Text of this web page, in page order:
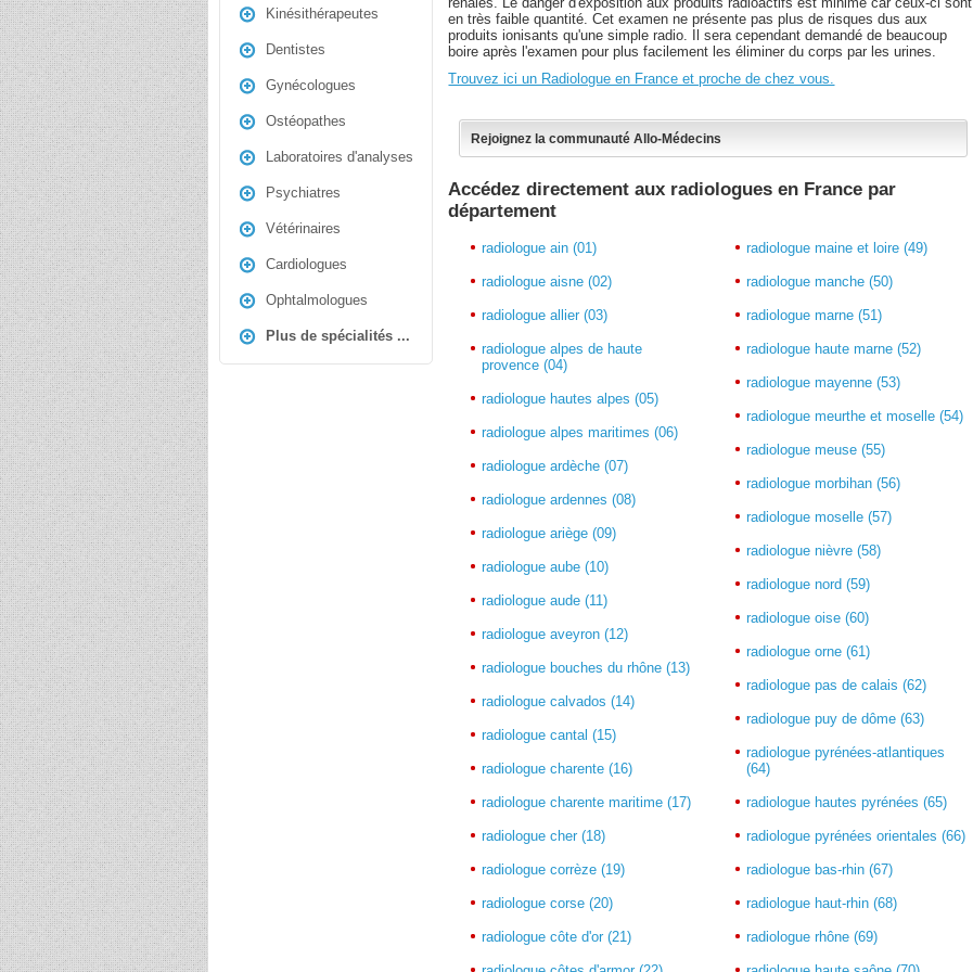
Kinésithérapeutes
Dentistes
Gynécologues
Ostéopathes
Laboratoires d'analyses
Psychiatres
Vétérinaires
Cardiologues
Ophtalmologues
Plus de spécialités ...
en très faible quantité. Cet examen ne présente pas plus de risques dus aux
produits ionisants qu'une simple radio. Il sera cependant demandé de beaucoup
boire après l'examen pour plus facilement les éliminer du corps par les urines.
Trouvez ici un Radiologue en France et proche de chez vous.
Rejoignez la communauté Allo-Médecins
Accédez directement aux radiologues en France par
département
radiologue ain (01)
radiologue aisne (02)
radiologue allier (03)
radiologue alpes de haute
provence (04)
radiologue hautes alpes (05)
radiologue alpes maritimes (06)
radiologue ardèche (07)
radiologue ardennes (08)
radiologue ariège (09)
radiologue aube (10)
radiologue aude (11)
radiologue aveyron (12)
radiologue bouches du rhône (13)
radiologue calvados (14)
radiologue cantal (15)
radiologue charente (16)
radiologue charente maritime (17)
radiologue cher (18)
radiologue corrèze (19)
radiologue corse (20)
radiologue côte d'or (21)
radiologue maine et loire (49)
radiologue manche (50)
radiologue marne (51)
radiologue haute marne (52)
radiologue mayenne (53)
radiologue meurthe et moselle (54)
radiologue meuse (55)
radiologue morbihan (56)
radiologue moselle (57)
radiologue nièvre (58)
radiologue nord (59)
radiologue oise (60)
radiologue orne (61)
radiologue pas de calais (62)
radiologue puy de dôme (63)
radiologue pyrénées-atlantiques
(64)
radiologue hautes pyrénées (65)
radiologue pyrénées orientales (66)
radiologue bas-rhin (67)
radiologue haut-rhin (68)
radiologue rhône (69)